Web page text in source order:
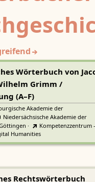
Wörterbuch von
Grimm /
(A–F)
Akademie der
Niedersächsische Akademie der
·
Kompetenzzentrum -
Humanities
Rechtswörterbuch